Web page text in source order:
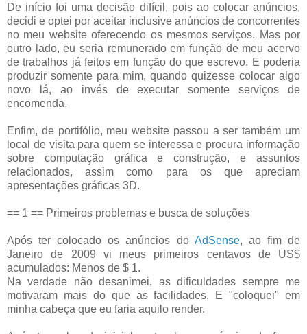
De início foi uma decisão difícil, pois ao colocar anúncios,
decidi e optei por aceitar inclusive anúncios de concorrentes
no meu website oferecendo os mesmos serviços. Mas por
outro lado, eu seria remunerado em função de meu acervo
de trabalhos já feitos em função do que escrevo. E poderia
produzir somente para mim, quando quizesse colocar algo
novo lá, ao invés de executar somente serviços de
encomenda.
Enfim, de portifólio, meu website passou a ser também um
local de visita para quem se interessa e procura informação
sobre computação gráfica e construção, e assuntos
relacionados, assim como para os que apreciam
apresentações gráficas 3D.
== 1 == Primeiros problemas e busca de soluções
Após ter colocado os anúncios do AdSense, ao fim de
Janeiro de 2009 vi meus primeiros centavos de US$
acumulados: Menos de $ 1.
Na verdade não desanimei, as dificuldades sempre me
motivaram mais do que as facilidades. E "coloquei" em
minha cabeça que eu faria aquilo render.